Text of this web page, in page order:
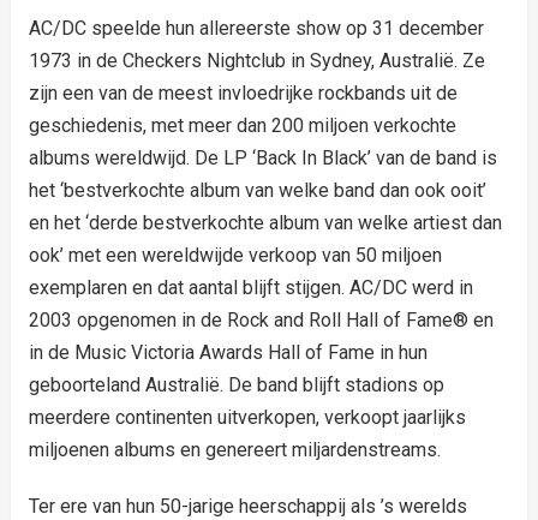
AC/DC speelde hun allereerste show op 31 december
1973 in de Checkers Nightclub in Sydney, Australië. Ze
zijn een van de meest invloedrijke rockbands uit de
geschiedenis, met meer dan 200 miljoen verkochte
albums wereldwijd. De LP ‘Back In Black’ van de band is
het ‘bestverkochte album van welke band dan ook ooit’
en het ‘derde bestverkochte album van welke artiest dan
ook’ met een wereldwijde verkoop van 50 miljoen
exemplaren en dat aantal blijft stijgen. AC/DC werd in
2003 opgenomen in de Rock and Roll Hall of Fame® en
in de Music Victoria Awards Hall of Fame in hun
geboorteland Australië. De band blijft stadions op
meerdere continenten uitverkopen, verkoopt jaarlijks
miljoenen albums en genereert miljardenstreams.
Ter ere van hun 50-jarige heerschappij als ’s werelds